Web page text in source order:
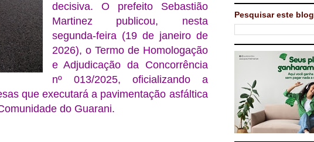
decisiva. O prefeito Sebastião
Martinezpublicou, nesta
segunda-feira (19 de janeiro de
2026), o Termo de Homologação
e Adjudicação da Concorrência
nº 013/2025, oficializando a
que executará a pavimentação asfáltica
do Guarani.
Pesquisar este blog